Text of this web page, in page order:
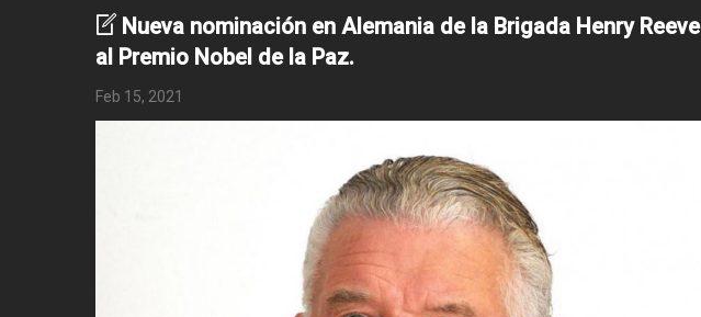
Nueva nominación en Alemania de la Brigada Henry Reeve
al Premio Nobel de la Paz.
Feb 15, 2021